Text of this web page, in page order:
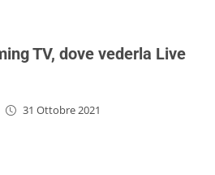
TV, dove vederla Live
31 Ottobre 2021